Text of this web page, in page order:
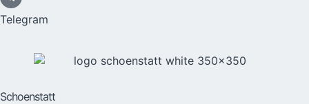
Telegram
Schoenstatt